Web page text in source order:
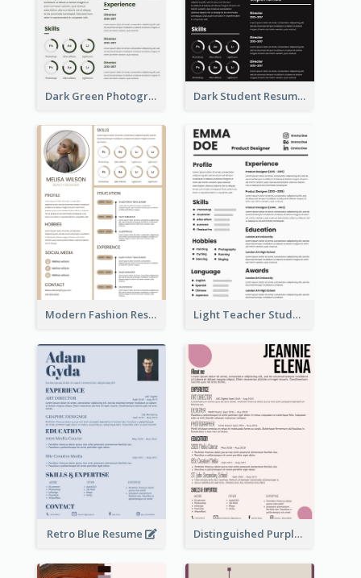
Dark Green Photographer Resume Dark Student Resume
Modern Fashion Resume Light Teacher Student Resume
Retro Blue Resume Distinguished Purple Modern Resume